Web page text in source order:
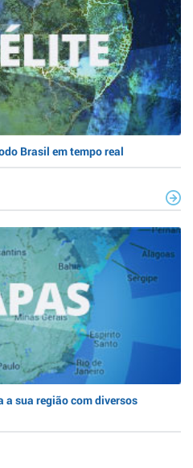
Brasil em tempo real
a sua região com diversos